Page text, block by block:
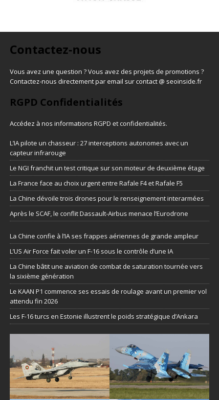
Contactez-nous
Vous avez une question ? Vous avez des projets de promotions ?
Contactez-nous directement par email sur contact @ seoinside.fr
RGPD Confidentialités
Accédez à nos informations RGPD et confidentialités.
L’IA pilote un chasseur : 27 interceptions autonomes avec un
capteur infrarouge
Le NGI franchit un test critique sur son moteur de deuxième étage
La France face au choix urgent entre Rafale F4 et Rafale F5
La Chine dévoile trois drones pour le renseignement interarmées
Après le SCAF, le conflit Dassault-Airbus menace l’Eurodrone
La Chine confie à l’IA ses frappes aériennes de grande ampleur
L’US Air Force fait voler un F-16 sous le contrôle d’une IA
La Chine bâtit une aviation de combat de saturation tournée vers
la sixième génération
Le KAAN P1 commence ses essais de roulage avant un premier vol
attendu fin 2026
Les F-16 turcs en Estonie illustrent le poids stratégique d’Ankara